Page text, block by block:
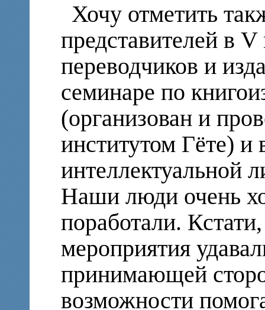
Хочу отметить
представителей в
переводчиков и
семинаре по
(организован и
институтом Гёте) и
интеллектуальной
Наши люди очень
поработали.
мероприятия
принимающей
возможности